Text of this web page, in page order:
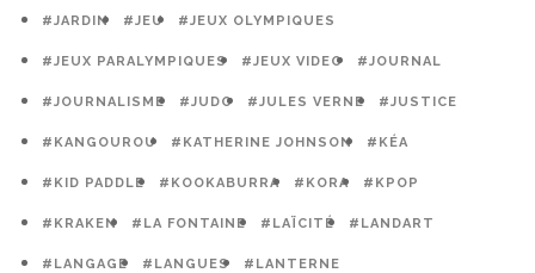
#JARDIN #JEU #JEUX OLYMPIQUES
#JEUX PARALYMPIQUES #JEUX VIDEO #JOURNAL
#JOURNALISME #JUDO #JULES VERNE #JUSTICE
#KANGOUROU #KATHERINE JOHNSON #KÉA
#KID PADDLE #KOOKABURRA #KORA #KPOP
#KRAKEN #LA FONTAINE #LAÏCITÉ #LANDART
#LANGAGE #LANGUES #LANTERNE